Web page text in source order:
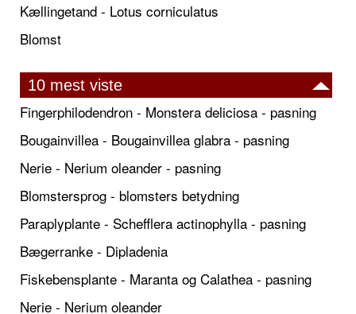
Kællingetand - Lotus corniculatus
Blomst
10 mest viste
Fingerphilodendron - Monstera deliciosa - pasning
Bougainvillea - Bougainvillea glabra - pasning
Nerie - Nerium oleander - pasning
Blomstersprog - blomsters betydning
Paraplyplante - Schefflera actinophylla - pasning
Bægerranke - Dipladenia
Fiskebensplante - Maranta og Calathea - pasning
Nerie - Nerium oleander